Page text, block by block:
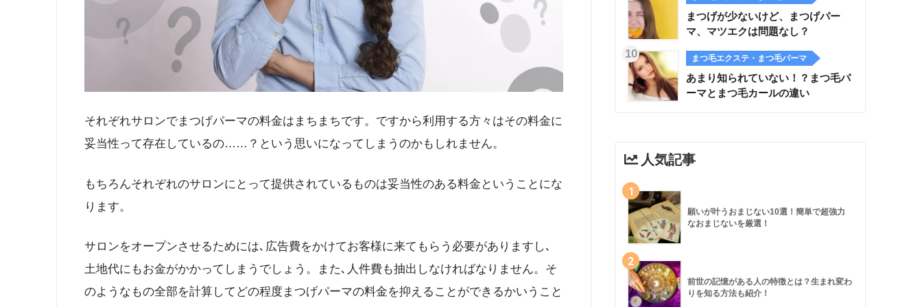
それぞれサロンでまつげパーマの料金はまちまちです。ですから利用する方々はその料金に
妥当性って存在しているの……？という思いになってしまうのかもしれません。
もちろんそれぞれのサロンにとって提供されているものは妥当性のある料金ということにな
ります。
サロンをオープンさせるためには､広告費をかけてお客様に来てもらう必要がありますし､
土地代にもお金がかかってしまうでしょう。また､人件費も抽出しなければなりません。そ
のようなもの全部を計算してどの程度まつげパーマの料金を抑えることができるかいうこと
まつげが少ないけど、まつげパー
マ、マツエクは問題なし？
まつ毛エクステ・まつ毛パーマ
あまり知られていない！？まつ毛パ
ーマとまつ毛カールの違い
人気記事
1
願いが叶うおまじない10選！簡単で超強力
なおまじないを厳選！
2
前世の記憶がある人の特徴とは？生まれ変わ
りを知る方法も紹介！